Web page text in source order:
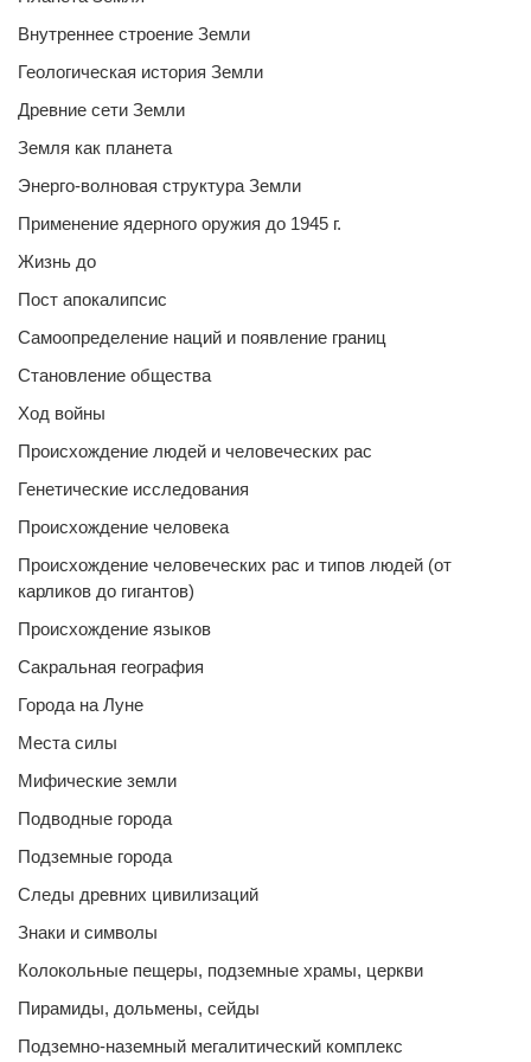
Внутреннее строение Земли
Геологическая история Земли
Древние сети Земли
Земля как планета
Энерго-волновая структура Земли
Применение ядерного оружия до 1945 г.
Жизнь до
Пост апокалипсис
Самоопределение наций и появление границ
Становление общества
Ход войны
Происхождение людей и человеческих рас
Генетические исследования
Происхождение человека
Происхождение человеческих рас и типов людей (от
карликов до гигантов)
Происхождение языков
Сакральная география
Города на Луне
Места силы
Мифические земли
Подводные города
Подземные города
Следы древних цивилизаций
Знаки и символы
Колокольные пещеры, подземные храмы, церкви
Пирамиды, дольмены, сейды
Подземно-наземный мегалитический комплекс